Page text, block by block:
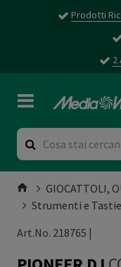
Prodotti
2
GIOCATTOLI,
Strumenti e
Art.No. 218765 |